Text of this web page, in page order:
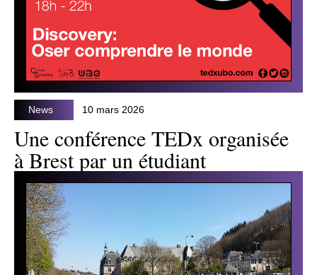
News 10 mars 2026
Une conférence TEDx organisée
à Brest par un étudiant